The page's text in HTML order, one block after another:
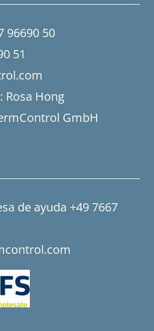
96690 50
51
Rosa Hong
GmbH
de ayuda +49 7667